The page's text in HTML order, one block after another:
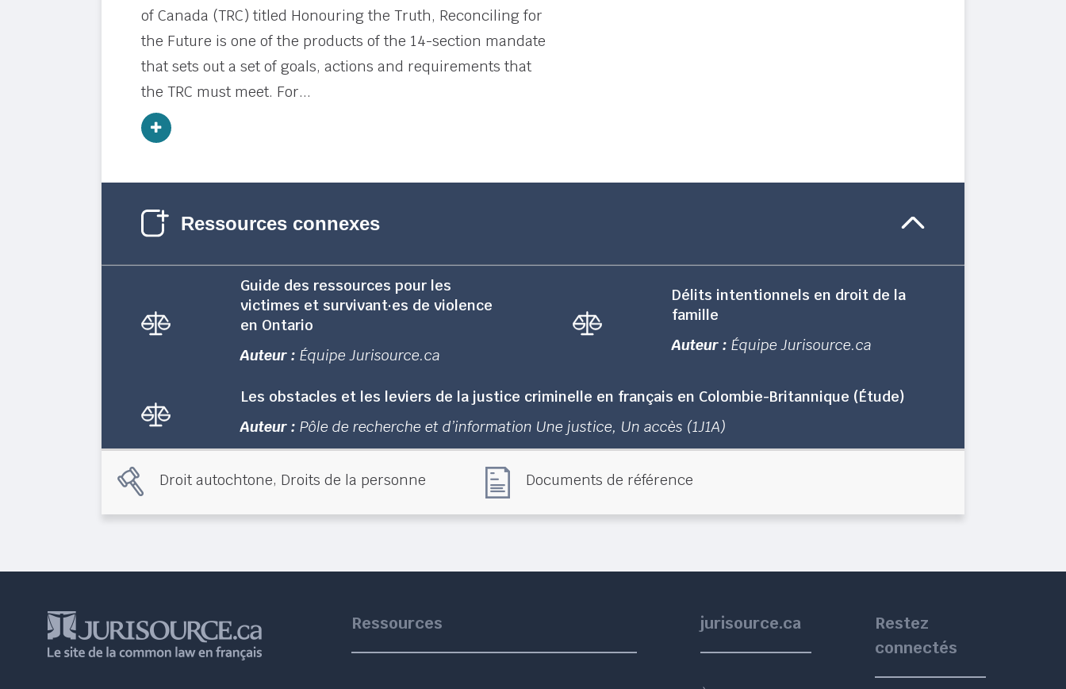
of Canada (TRC) titled Honouring the Truth, Reconciling for
the Future is one of the products of the 14-section mandate
that sets out a set of goals, actions and requirements that
the TRC must meet. For...
Ressources connexes
Guide des ressources pour les
victimes et survivant·es de violence
en Ontario
Auteur : Équipe Jurisource.ca
Délits intentionnels en droit de la
famille
Auteur : Équipe Jurisource.ca
Les obstacles et les leviers de la justice criminelle en français en Colombie-Britannique (Étude)
Auteur : Pôle de recherche et d’information Une justice, Un accès (1J1A)
Droit autochtone, Droits de la personne Documents de référence
Ressources jurisource.ca
Restez
connectés